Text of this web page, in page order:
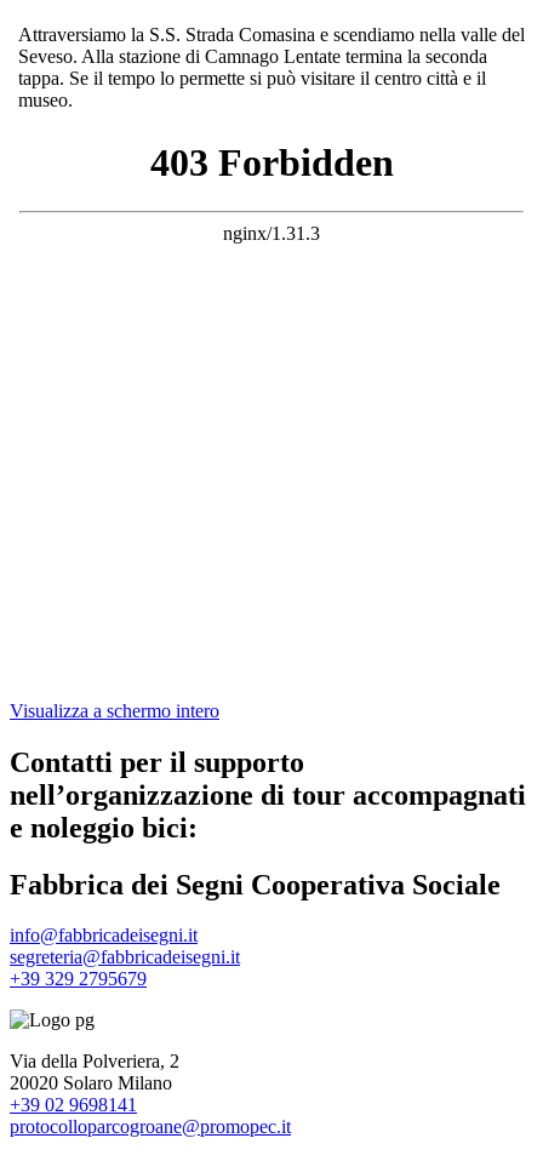
Attraversiamo la S.S. Strada Comasina e scendiamo nella valle del
Seveso. Alla stazione di Camnago Lentate termina la seconda
tappa. Se il tempo lo permette si può visitare il centro città e il
museo.
Visualizza a schermo intero
Contatti per il supporto
nell’organizzazione di tour accompagnati
e noleggio bici:
Fabbrica dei Segni Cooperativa Sociale
info@fabbricadeisegni.it
segreteria@fabbricadeisegni.it
+39 329 2795679
Via della Polveriera, 2
20020 Solaro Milano
+39 02 9698141
protocolloparcogroane@promopec.it